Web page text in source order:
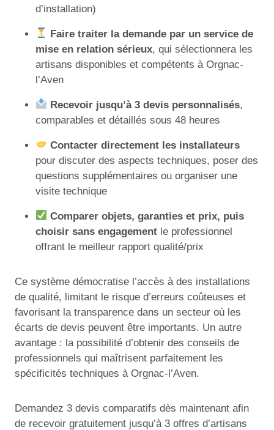
d’installation)
Faire traiter la demande par un service de
mise en relation sérieux, qui sélectionnera les
artisans disponibles et compétents à Orgnac-
l’Aven
Recevoir jusqu’à 3 devis personnalisés,
comparables et détaillés sous 48 heures
Contacter directement les installateurs
pour discuter des aspects techniques, poser des
questions supplémentaires ou organiser une
visite technique
Comparer objets, garanties et prix, puis
choisir sans engagement le professionnel
offrant le meilleur rapport qualité/prix
Ce système démocratise l’accès à des installations
de qualité, limitant le risque d’erreurs coûteuses et
favorisant la transparence dans un secteur où les
écarts de devis peuvent être importants. Un autre
avantage : la possibilité d’obtenir des conseils de
professionnels qui maîtrisent parfaitement les
spécificités techniques à Orgnac-l’Aven.
Demandez 3 devis comparatifs dès maintenant afin
de recevoir gratuitement jusqu’à 3 offres d’artisans